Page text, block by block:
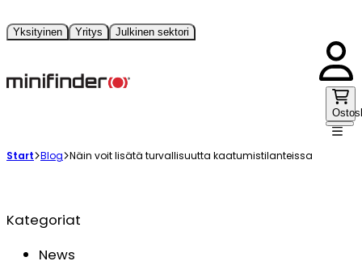
Yksityinen Yritys Julkinen sektori
Start Blog Näin voit lisätä turvallisuutta kaatumistilanteissa
Kategoriat
News